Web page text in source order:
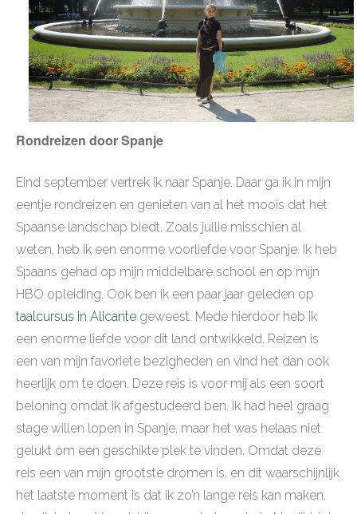
Rondreizen door Spanje
Eind september vertrek ik naar Spanje. Daar ga ik in mijn
eentje rondreizen en genieten van al het moois dat het
Spaanse landschap biedt. Zoals jullie misschien al
weten, heb ik een enorme voorliefde voor Spanje. Ik heb
Spaans gehad op mijn middelbare school en op mijn
HBO opleiding. Ook ben ik een paar jaar geleden op
taalcursus in Alicante geweest. Mede hierdoor heb ik
een enorme liefde voor dit land ontwikkeld. Reizen is
een van mijn favoriete bezigheden en vind het dan ook
heerlijk om te doen. Deze reis is voor mij als een soort
beloning omdat ik afgestudeerd ben. Ik had heel graag
stage willen lopen in Spanje, maar het was helaas niet
gelukt om een geschikte plek te vinden. Omdat deze
reis een van mijn grootste dromen is, en dit waarschijnlijk
het laatste moment is dat ik zo’n lange reis kan maken,